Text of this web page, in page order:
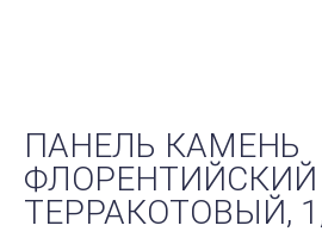
ПАНЕЛЬ КАМЕНЬ
ФЛОРЕНТИЙСКИЙ
ТЕРРАКОТОВЫЙ,